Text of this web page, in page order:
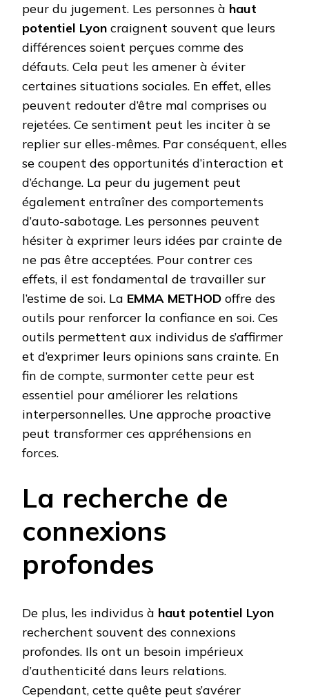
peur du jugement. Les personnes à haut
potentiel Lyon craignent souvent que leurs
différences soient perçues comme des
défauts. Cela peut les amener à éviter
certaines situations sociales. En effet, elles
peuvent redouter d’être mal comprises ou
rejetées. Ce sentiment peut les inciter à se
replier sur elles-mêmes. Par conséquent, elles
se coupent des opportunités d’interaction et
d’échange. La peur du jugement peut
également entraîner des comportements
d’auto-sabotage. Les personnes peuvent
hésiter à exprimer leurs idées par crainte de
ne pas être acceptées. Pour contrer ces
effets, il est fondamental de travailler sur
l’estime de soi. La EMMA METHOD offre des
outils pour renforcer la confiance en soi. Ces
outils permettent aux individus de s’affirmer
et d’exprimer leurs opinions sans crainte. En
fin de compte, surmonter cette peur est
essentiel pour améliorer les relations
interpersonnelles. Une approche proactive
peut transformer ces appréhensions en
forces.
La recherche de
connexions
profondes
De plus, les individus à haut potentiel Lyon
recherchent souvent des connexions
profondes. Ils ont un besoin impérieux
d’authenticité dans leurs relations.
Cependant, cette quête peut s’avérer